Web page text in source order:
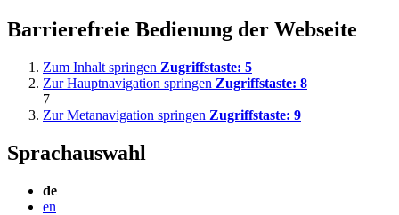
Barrierefreie Bedienung der Webseite
Zum Inhalt springen Zugriffstaste: 5
Zur Hauptnavigation springen Zugriffstaste: 8
7
Zur Metanavigation springen Zugriffstaste: 9
Sprachauswahl
de
en